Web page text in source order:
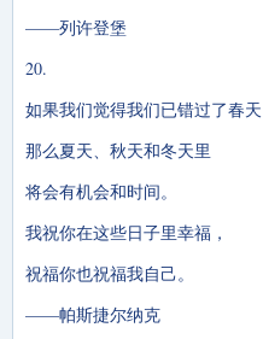
——列许登堡
20.
如果我们觉得我们已错过了春天
那么夏天、秋天和冬天里
将会有机会和时间。
我祝你在这些日子里幸福，
祝福你也祝福我自己。
——帕斯捷尔纳克